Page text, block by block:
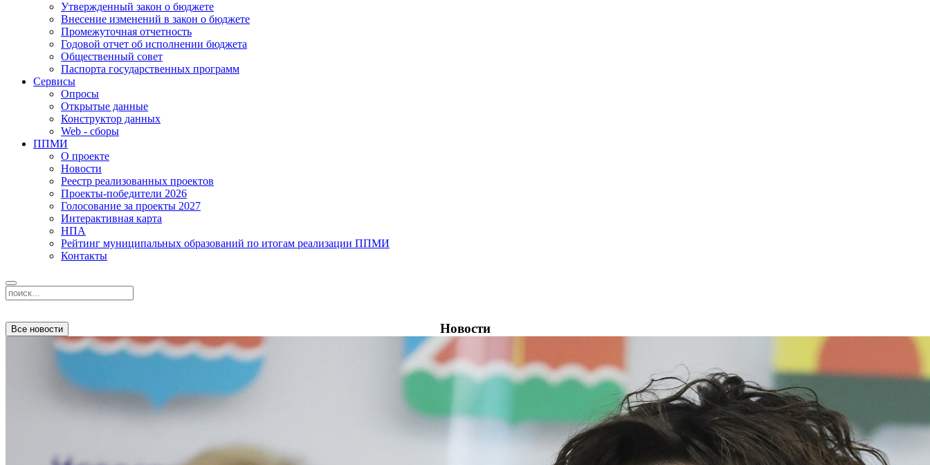
Утвержденный закон о бюджете
Внесение изменений в закон о бюджете
Промежуточная отчетность
Годовой отчет об исполнении бюджета
Общественный совет
Паспорта государственных программ
Сервисы
Опросы
Открытые данные
Конструктор данных
Web - сборы
ППМИ
О проекте
Новости
Реестр реализованных проектов
Проекты-победители 2026
Голосование за проекты 2027
Интерактивная карта
НПА
Рейтинг муниципальных образований по итогам реализации ППМИ
Контакты
Новости
Все новости